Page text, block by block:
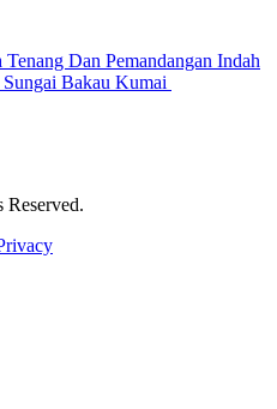
Dan Pemandangan Indah
Bakau Kumai